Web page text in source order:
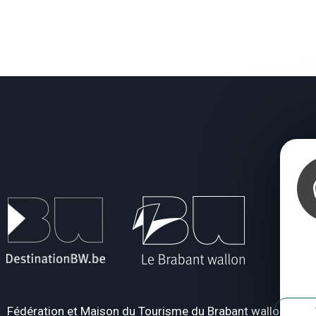
Fédération et Maison du Tourisme du Brabant wallon